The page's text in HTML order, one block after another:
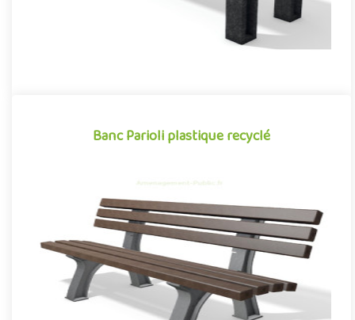
Banc Parioli plastique recyclé
Banc Parioli plastique recyclé
Mobilier urbain conçu en plastique recyclé, le banc public Parioli
de la gamme Neo conjugue avec succès design et
développeme..